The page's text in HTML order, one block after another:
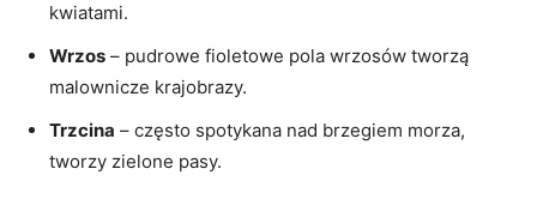
kwiatami.
Wrzos – pudrowe fioletowe pola wrzosów tworzą
malownicze krajobrazy.
Trzcina – często spotykana nad brzegiem morza,
tworzy zielone pasy.